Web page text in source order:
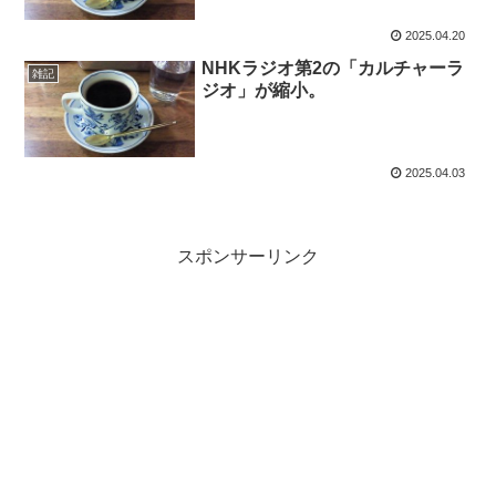
2025.04.20
雑記
NHKラジオ第2の「カルチャーラ
ジオ」が縮小。
2025.04.03
スポンサーリンク